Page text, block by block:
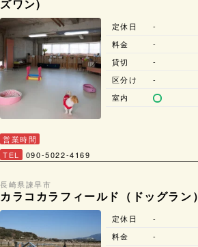
ズワン)
営業時間
TEL
090-5022-4169
定休日
-
料金
-
貸切
-
区分け
-
室内
長崎県諫早市
カラコカラフィールド（ドッグラン）
定休日
-
料金
-